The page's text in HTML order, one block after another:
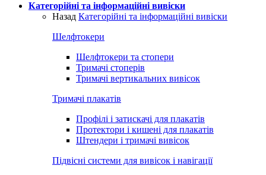
Категорійні та інформаційні вивіски
Назад Категорійні та інформаційні вивіски
Шелфтокери
Шелфтокери та стопери
Тримачі стоперів
Тримачі вертикальних вивісок
Тримачі плакатів
Профілі і затискачі для плакатів
Протектори і кишені для плакатів
Штендери і тримачі вивісок
Підвісні системи для вивісок і навігації